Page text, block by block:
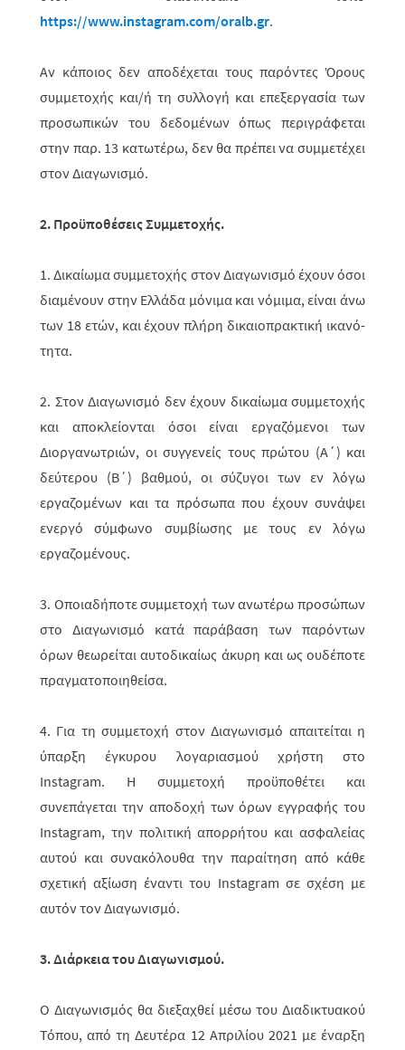
https://www.instagram.com/oralb.gr.
Αν κάποιος δεν αποδέχεται τους παρόντες Όρους
συμμετοχής και/ή τη συλλογή και επεξεργασία των
προσωπικών του δεδομένων όπως περιγράφεται
στην παρ. 13 κατωτέρω, δεν θα πρέπει να συμμετέχει
στον Διαγωνισμό.
2. Προϋποθέσεις Συμμετοχής.
1. Δικαίωμα συμμετοχής στον Διαγωνισμό έχουν όσοι
διαμένουν στην Ελλάδα μόνιμα και νόμιμα, είναι άνω
των 18 ετών, και έχουν πλήρη δικαιοπρακτική ικανό­­
τητα.
2. Στον Διαγωνισμό δεν έχουν δικαίωμα συμμετοχής
και αποκλείονται όσοι είναι εργαζόμενοι των
Διοργανωτριών, οι συγγενείς τους πρώτου (Α΄) και
δεύ­τε­ρου (Β΄) βαθμού, οι σύζυγοι των εν λόγω
εργαζομένων και τα πρόσωπα που έχουν συνάψει
ενεργό σύμφωνο συμβίωσης με τους εν λόγω
εργαζομένους.
3. Οποιαδήποτε συμμετοχή των ανωτέρω προσώπων
στο Διαγωνισμό κατά παράβαση των παρόντων
όρων θεωρείται αυτοδικαίως άκυρη και ως ουδέ­ποτε
πραγματοποιηθείσα.
4. Για τη συμμετοχή στον Διαγωνισμό απαιτείται η
ύπαρξη έγκυρου λογα­ρια­σμού χρήστη στο
Instagram. Η συμμετοχή προϋποθέτει και
συνεπάγεται την αποδοχή των όρων εγγραφής του
Instagram, την πολιτική απορρήτου και ασφα­λείας
αυτού και συνακόλουθα την παραί­τηση από κάθε
σχετική αξίωση έναντι του Instagram σε σχέση με
αυτόν τον Διαγωνισμό.
3. Διάρκεια του Διαγωνισμού.
Ο Διαγωνισμός θα διεξαχθεί μέσω του Διαδικτυακού
Τόπου, από τη Δευτέρα 12 Απριλίου 2021 με έναρξη